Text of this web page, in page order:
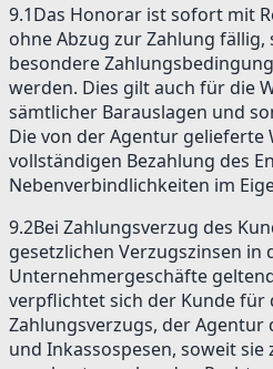
9.1Das Honorar ist sofort mit
ohne Abzug zur Zahlung
besondere
werden. Dies gilt auch für die
sämtlicher Barauslagen und
Die von der Agentur gelieferte
vollständigen Bezahlung des
Nebenverbindlichkeiten im
9.2Bei Zahlungsverzug des
gesetzlichen Verzugszinsen in
Unternehmergeschäfte
verpflichtet sich der Kunde für
Zahlungsverzugs, der
und Inkassospesen, soweit sie